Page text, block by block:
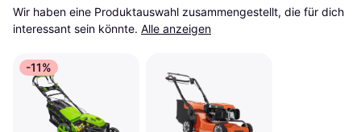
Wir haben eine Produktauswahl zusammengestellt, die für dich
interessant sein könnte. Alle anzeigen
-11%